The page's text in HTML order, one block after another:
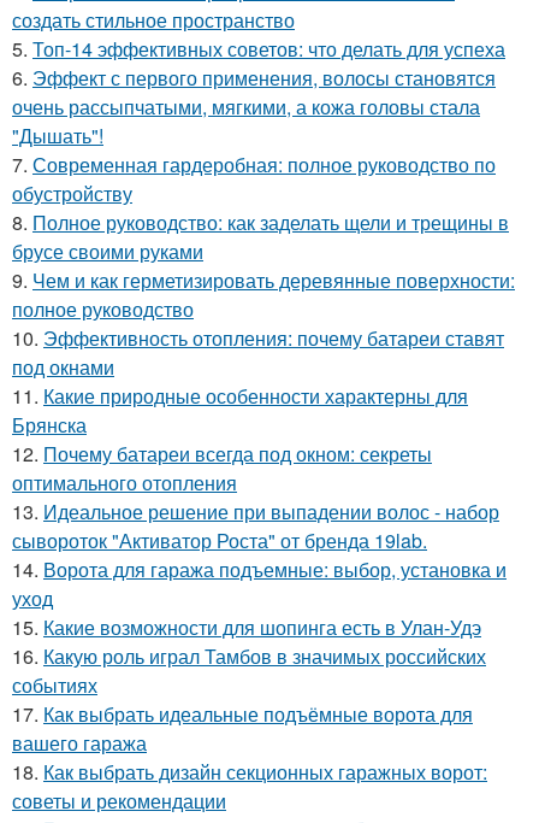
создать стильное пространство
5. Топ-14 эффективных советов: что делать для успеха
6. Эффект с первого применения, волосы становятся
очень рассыпчатыми, мягкими, а кожа головы стала
"Дышать"!
7. Современная гардеробная: полное руководство по
обустройству
8. Полное руководство: как заделать щели и трещины в
брусе своими руками
9. Чем и как герметизировать деревянные поверхности:
полное руководство
10. Эффективность отопления: почему батареи ставят
под окнами
11. Какие природные особенности характерны для
Брянска
12. Почему батареи всегда под окном: секреты
оптимального отопления
13. Идеальное решение при выпадении волос - набор
сывороток "Активатор Роста" от бренда 19lab.
14. Ворота для гаража подъемные: выбор, установка и
уход
15. Какие возможности для шопинга есть в Улан-Удэ
16. Какую роль играл Тамбов в значимых российских
событиях
17. Как выбрать идеальные подъёмные ворота для
вашего гаража
18. Как выбрать дизайн секционных гаражных ворот:
советы и рекомендации